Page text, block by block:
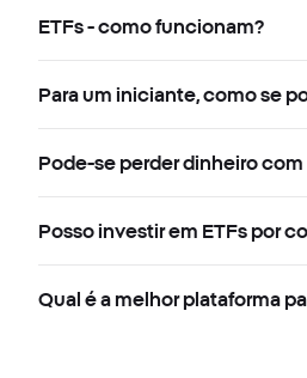
ETFs - como funcionam?
Para um iniciante, como se
Pode-se perder dinheiro com
Posso investir em ETFs por
Qual é a melhor plataforma